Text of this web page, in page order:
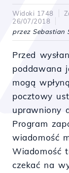
Widoki 1748
26/07/2018
przez Sebastian
Przed
poddawana
mogą
pocztowy
uprawniony
Program
wiadomość
Wiadomość
czekać na